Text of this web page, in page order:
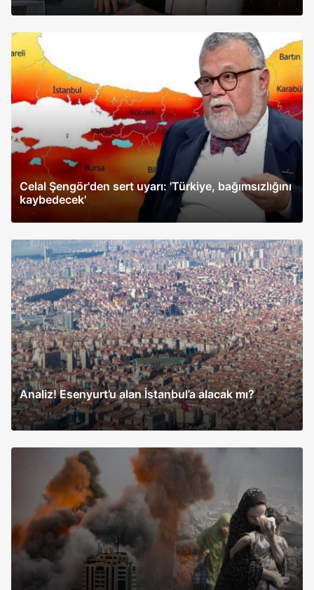
Celal Şengör'den sert uyarı: 'Türkiye, bağımsızlığını
kaybedecek'
Analiz! Esenyurt’u alan İstanbul’a alacak mı?